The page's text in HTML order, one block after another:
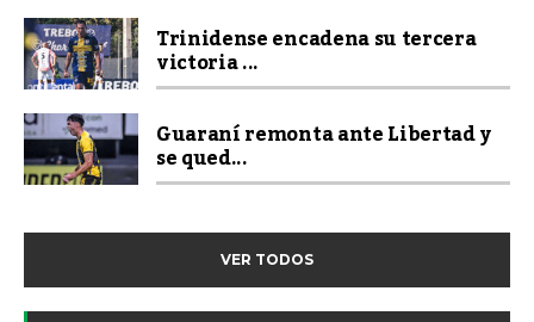
Trinidense encadena su tercera
victoria ...
Guaraní remonta ante Libertad y
se qued...
VER TODOS